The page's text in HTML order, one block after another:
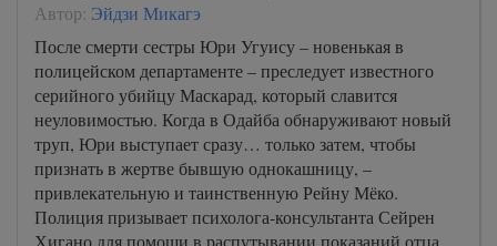
Автор: Эйдзи Микагэ
После смерти сестры Юри Угуису – новенькая в
полицейском департаменте – преследует известного
серийного убийцу Маскарад, который славится
неуловимостью. Когда в Одайба обнаруживают новый
труп, Юри выступает сразу… только затем, чтобы
признать в жертве бывшую однокашницу, –
привлекательную и таинственную Рейну Мёко.
Полиция призывает психолога-консультанта Сейрен
Хигано для помощи в распутывании показаний отца